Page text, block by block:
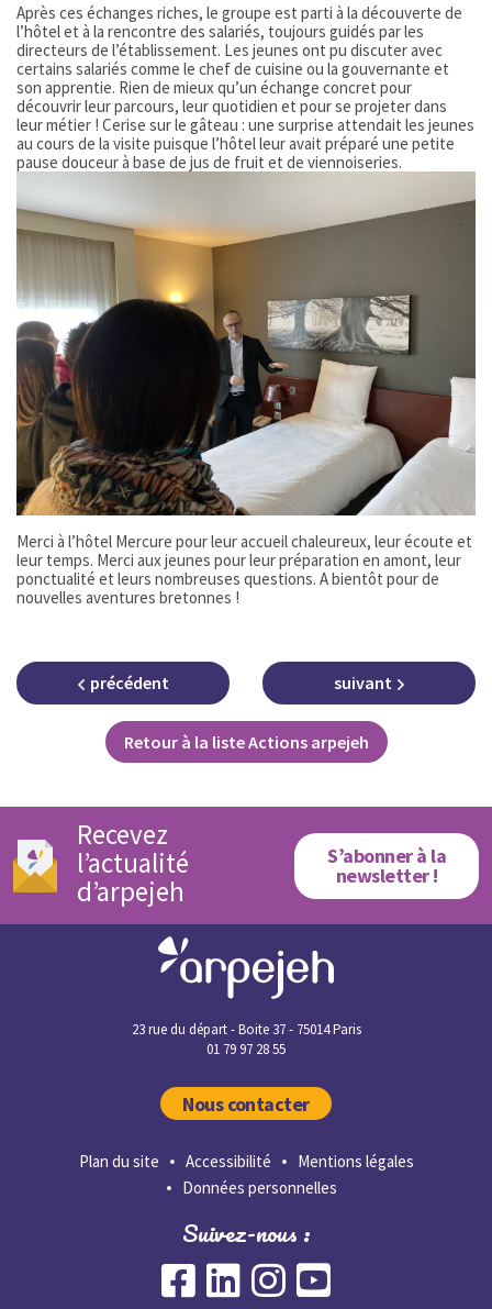
Après ces échanges riches, le groupe est parti à la découverte de
l’hôtel et à la rencontre des salariés, toujours guidés par les
directeurs de l’établissement. Les jeunes ont pu discuter avec
certains salariés comme le chef de cuisine ou la gouvernante et
son apprentie. Rien de mieux qu’un échange concret pour
découvrir leur parcours, leur quotidien et pour se projeter dans
leur métier ! Cerise sur le gâteau : une surprise attendait les jeunes
au cours de la visite puisque l’hôtel leur avait préparé une petite
pause douceur à base de jus de fruit et de viennoiseries.
Merci à l’hôtel Mercure pour leur accueil chaleureux, leur écoute et
leur temps. Merci aux jeunes pour leur préparation en amont, leur
ponctualité et leurs nombreuses questions. A bientôt pour de
nouvelles aventures bretonnes !
précédent
Retour à la liste Actions arpejeh
suivant
Recevez
l’actualité
d’arpejeh
S’abonner à la
newsletter !
23 rue du départ - Boite 37 - 75014 Paris
01 79 97 28 55
Nous contacter
Plan du site Accessibilité
Mentions légales
Données personnelles
Suivez-nous :